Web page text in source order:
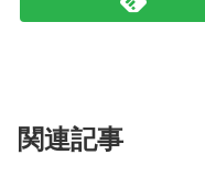
関連記事